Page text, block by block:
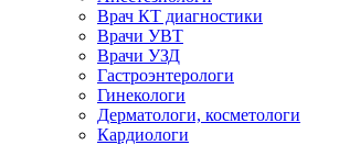
Врач КТ диагностики
Врачи УВТ
Врачи УЗД
Гастроэнтерологи
Гинекологи
Дерматологи, косметологи
Кардиологи